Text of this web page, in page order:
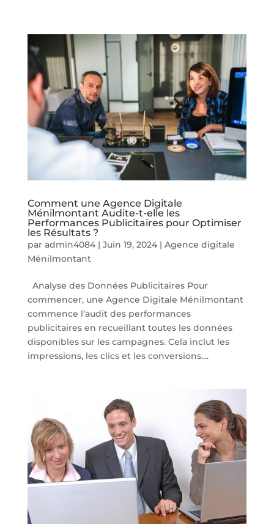
Comment une Agence Digitale
Ménilmontant Audite-t-elle les
Performances Publicitaires pour Optimiser
les Résultats ?
par admin4084| Juin 19, 2024| Agence digitale
Ménilmontant
Analyse des Données Publicitaires Pour
commencer, une Agence Digitale Ménilmontant
commence l’audit des performances
publicitaires en recueillant toutes les données
disponibles sur les campagnes. Cela inclut les
impressions, les clics et les conversions....